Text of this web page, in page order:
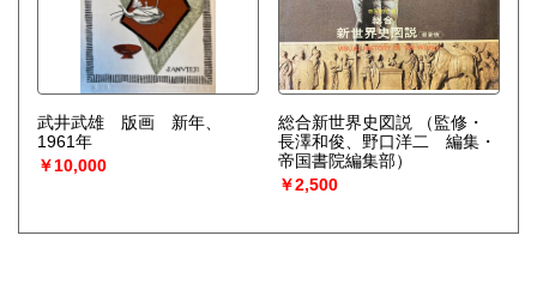
武井武雄 版画 新年、
1961年
￥10,000
総合新世界史図説
（監修・
長澤和俊、野口洋二 編集・
帝国書院編集部）
￥2,500